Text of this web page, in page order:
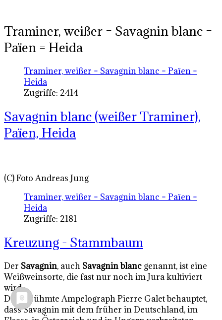
Traminer, weißer = Savagnin blanc =
Païen = Heida
Traminer, weißer = Savagnin blanc = Païen =
Heida
Zugriffe: 2414
Savagnin blanc (weißer Traminer),
Païen, Heida
(C) Foto Andreas Jung
Traminer, weißer = Savagnin blanc = Païen =
Heida
Zugriffe: 2181
Kreuzung - Stammbaum
Der Savagnin, auch Savagnin blanc genannt, ist eine
Weißweinsorte, die fast nur noch im Jura kultiviert
wird.
Der berühmte Ampelograph Pierre Galet behauptet,
dass Savagnin mit dem früher in Deutschland, im